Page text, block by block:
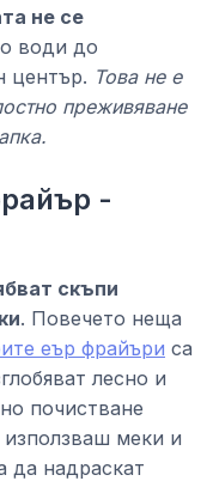
не се
води до
център. Това не е
преживяване
-
скъпи
. Повечето неща
еър фрайъри са
лесно и
почистване
меки и
да надраскат